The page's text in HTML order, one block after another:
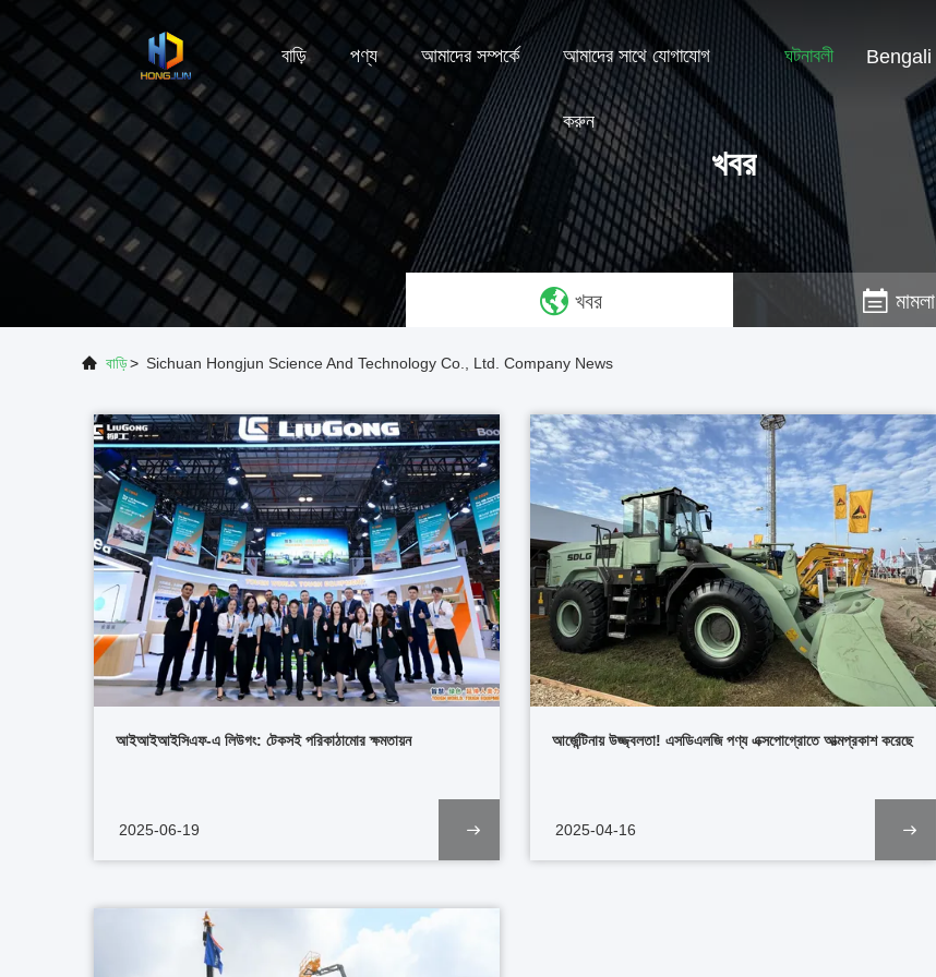
বাড়ি পণ্য আমাদের সম্পর্কে আমাদের সাথে যোগাযোগ
করুন
ঘটনাবলী Bengali
খবর
খবর মামলা
বাড়ি> Sichuan Hongjun Science And Technology Co., Ltd. Company News
আইআইআইসিএফ-এ লিউগং: টেকসই পরিকাঠামোর ক্ষমতায়ন
2025-06-19
আর্জেন্টিনায় উজ্জ্বলতা! এসডিএলজি পণ্য এক্সপোগ্রোতে আত্মপ্রকাশ করেছে
2025-04-16